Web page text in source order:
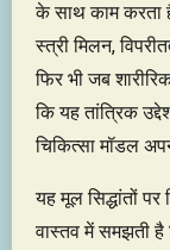
के साथ काम करता
स्त्री मिलन,
फिर भी जब
कि यह तांत्रिक
चिकित्सा मॉडल
यह मूल सिद्धांतों
वास्तव में समझती